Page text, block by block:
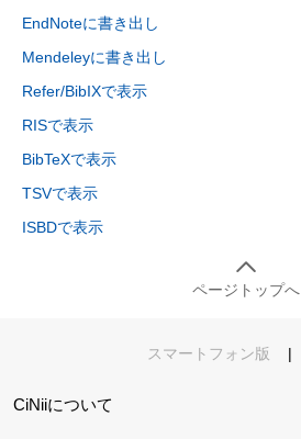
EndNoteに書き出し
Mendeleyに書き出し
Refer/BibIXで表示
RISで表示
BibTeXで表示
TSVで表示
ISBDで表示
ページトップへ
スマートフォン版 |
CiNiiについて